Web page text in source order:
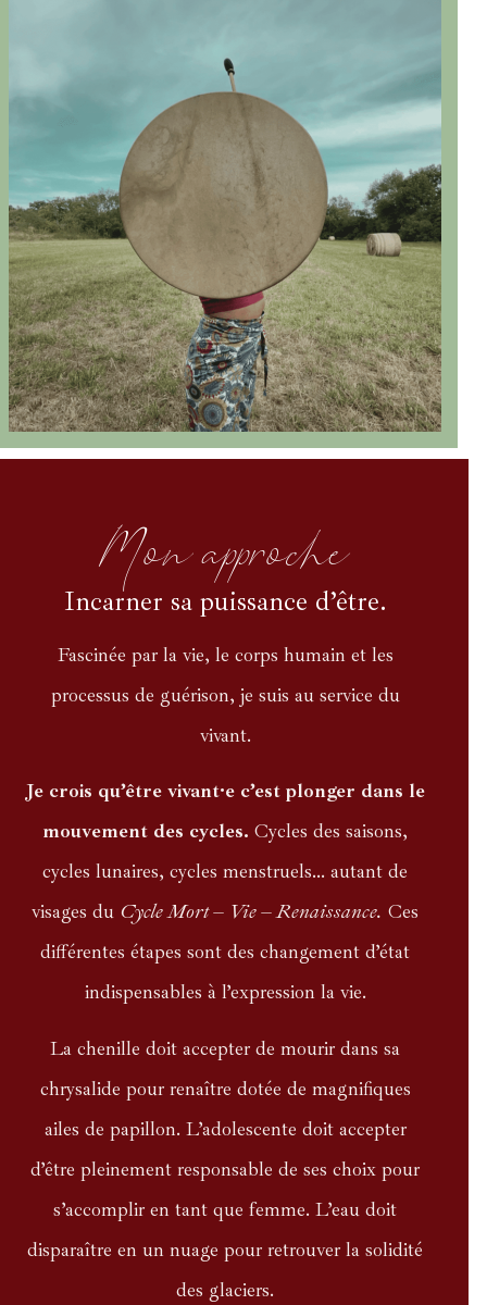
Mon approche
Incarner sa puissance d’être.
Fascinée par la vie, le corps humain et les
processus de guérison, je suis au service du
vivant.
Je crois qu’être vivant·e c’est plonger dans le
mouvement des cycles. Cycles des saisons,
cycles lunaires, cycles menstruels… autant de
visages du Cycle Mort – Vie – Renaissance. Ces
différentes étapes sont des changement d’état
indispensables à l’expression la vie.
La chenille doit accepter de mourir dans sa
chrysalide pour renaître dotée de magnifiques
ailes de papillon. L’adolescente doit accepter
d’être pleinement responsable de ses choix pour
s’accomplir en tant que femme. L’eau doit
disparaître en un nuage pour retrouver la solidité
des glaciers.